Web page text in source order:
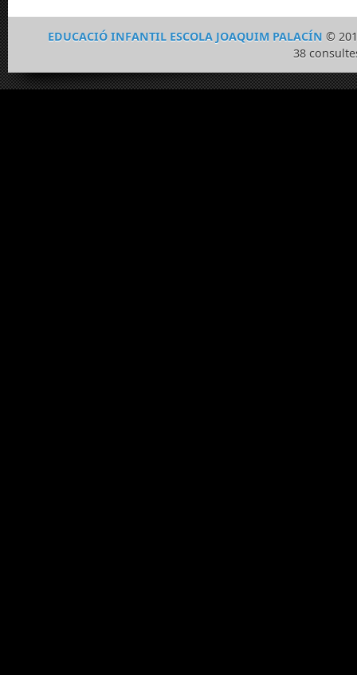
EDUCACIÓ INFANTIL ESCOLA JOAQUIM PALACÍN ©
38